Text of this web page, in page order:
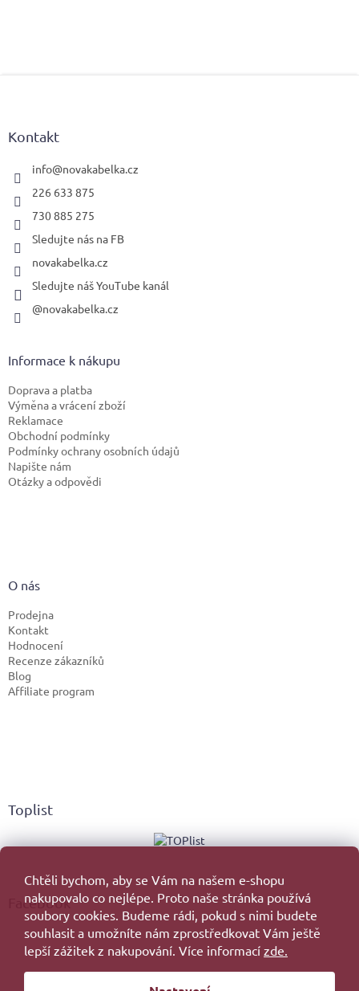
Chtěli bychom, aby se Vám na našem e-shopu
nakupovalo co nejlépe. Proto naše stránka používá
soubory cookies. Budeme rádi, pokud s nimi budete
souhlasit a umožníte nám zprostředkovat Vám ještě
lepší zážitek z nakupování. Více informací zde.
Kontakt
info@novakabelka.cz
226 633 875
730 885 275
Sledujte nás na FB
novakabelka.cz
Sledujte náš YouTube kanál
@novakabelka.cz
Informace k nákupu
Doprava a platba
Výměna a vrácení zboží
Reklamace
Obchodní podmínky
Podmínky ochrany osobních údajů
Napište nám
Otázky a odpovědi
O nás
Prodejna
Kontakt
Hodnocení
Recenze zákazníků
Blog
Affiliate program
Toplist
Facebook
Vytvořil Shoptet